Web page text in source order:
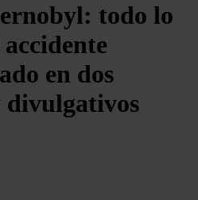
todo lo
en dos
divulgativos